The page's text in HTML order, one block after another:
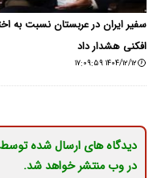
سفیر ایران در عربستان نسبت به
افکنی هشدار داد
۱۴۰۴/۱۲/۱۲ ۱۷:۰۹:۵۹
دیدگاه های ارسال شده
در وب منتشر خواهد شد.